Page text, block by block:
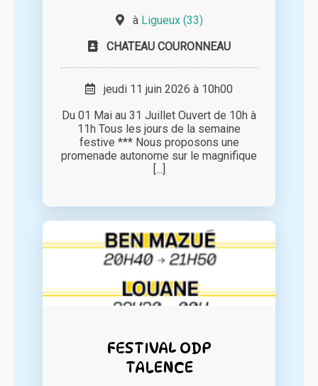
à Ligueux (33)
CHATEAU COURONNEAU
jeudi 11 juin 2026 à 10h00
Du 01 Mai au 31 Juillet Ouvert de 10h à
11h Tous les jours de la semaine
festive *** Nous proposons une
promenade autonome sur le magnifique
[...]
FESTIVAL ODP
TALENCE